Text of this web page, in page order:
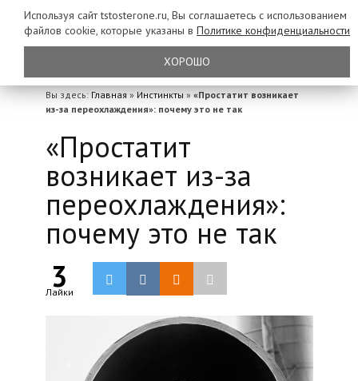
Вы здесь: Главная » Инстинкты » «Простатит возникает
из-за переохлаждения»: почему это не так
«Простатит
возникает из-за
переохлаждения»:
почему это не так
3
Лайки
Используя сайт tstosterone.ru, Вы соглашаетесь с использованием
файлов cookie, которые указаны в Политике конфиденциальности
ХОРОШО